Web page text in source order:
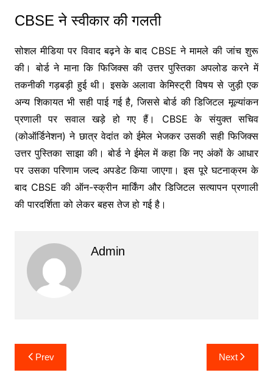
CBSE ने स्वीकार की गलती
सोशल मीडिया पर विवाद बढ़ने के बाद CBSE ने मामले की जांच शुरू
की। बोर्ड ने माना कि फिजिक्स की उत्तर पुस्तिका अपलोड करने में
तकनीकी गड़बड़ी हुई थी। इसके अलावा केमिस्ट्री विषय से जुड़ी एक
अन्य शिकायत भी सही पाई गई है, जिससे बोर्ड की डिजिटल मूल्यांकन
प्रणाली पर सवाल खड़े हो गए हैं। CBSE के संयुक्त सचिव
(कोऑर्डिनेशन) ने छात्र वेदांत को ईमेल भेजकर उसकी सही फिजिक्स
उत्तर पुस्तिका साझा की। बोर्ड ने ईमेल में कहा कि नए अंकों के आधार
पर उसका परिणाम जल्द अपडेट किया जाएगा। इस पूरे घटनाक्रम के
बाद CBSE की ऑन-स्क्रीन मार्किंग और डिजिटल सत्यापन प्रणाली
की पारदर्शिता को लेकर बहस तेज हो गई है।
Admin
Post
navigation
Prev Next